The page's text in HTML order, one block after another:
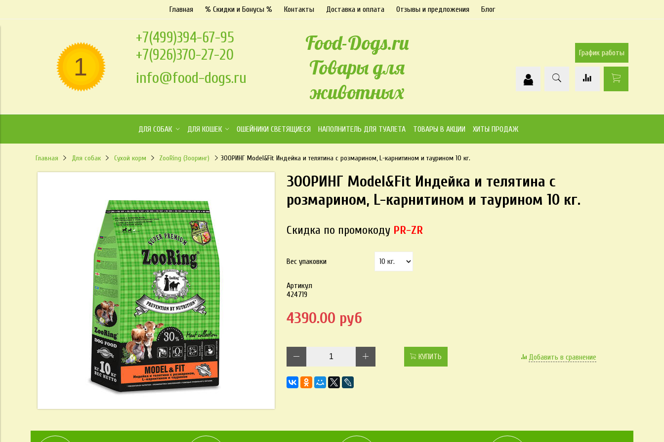
Главная % Скидки и Бонусы % Контакты Доставка и оплата Отзывы и предложения Блог
+7(499)394-67-95
+7(926)370-27-20
info@food-dogs.ru
Food-Dogs.ru
Товары для
животных
График работы
ДЛЯ СОБАК ДЛЯ КОШЕК ОШЕЙНИКИ СВЕТЯЩИЕСЯ НАПОЛНИТЕЛЬ ДЛЯ ТУАЛЕТА ТОВАРЫ В АКЦИИ ХИТЫ ПРОДАЖ
Главная Для собак Сухой корм ZooRing (Зооринг) ЗООРИНГ Model&Fit Индейка и телятина с розмарином, L-карнитином и таурином 10 кг.
ЗООРИНГ Model&Fit Индейка и телятина с
розмарином, L-карнитином и таурином 10 кг.
Скидка по промокоду PR-ZR
Вес упаковки
Артикул
424719
4390.00 руб
КУПИТЬ Добавить в сравнение